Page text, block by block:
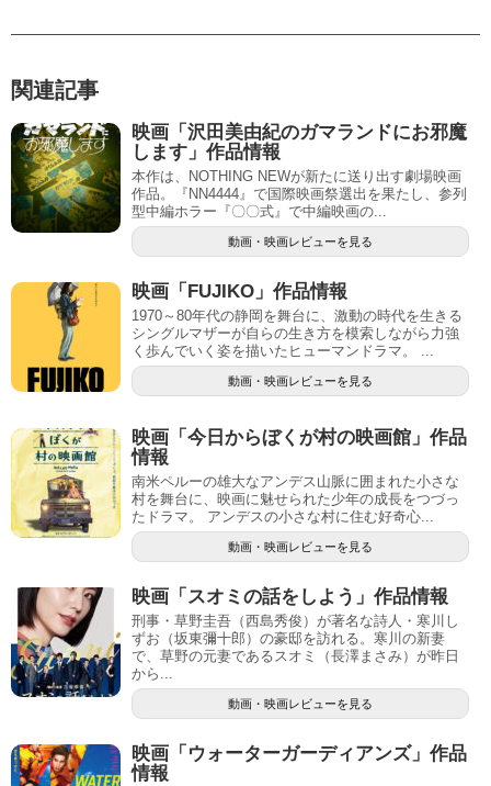
関連記事
映画「沢田美由紀のガマランドにお邪魔
します」作品情報
本作は、NOTHING NEWが新たに送り出す劇場映画
作品。『NN4444』で国際映画祭選出を果たし、参列
型中編ホラー『〇〇式』で中編映画の...
動画・映画レビューを見る
映画「FUJIKO」作品情報
1970～80年代の静岡を舞台に、激動の時代を生きる
シングルマザーが自らの生き方を模索しながら力強
く歩んでいく姿を描いたヒューマンドラマ。 ...
動画・映画レビューを見る
映画「今日からぼくが村の映画館」作品
情報
南米ペルーの雄大なアンデス山脈に囲まれた小さな
村を舞台に、映画に魅せられた少年の成長をつづっ
たドラマ。 アンデスの小さな村に住む好奇心...
動画・映画レビューを見る
映画「スオミの話をしよう」作品情報
刑事・草野圭吾（西島秀俊）が著名な詩人・寒川し
ずお（坂東彌十郎）の豪邸を訪れる。寒川の新妻
で、草野の元妻であるスオミ（長澤まさみ）が昨日
から...
動画・映画レビューを見る
映画「ウォーターガーディアンズ」作品
情報